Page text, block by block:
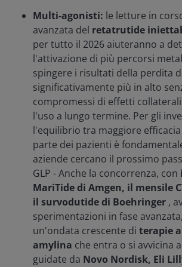
Multi-agonisti: le letture in
avanzata del retatrutide
per tutto il 2026 aiuteranno a
l'attivazione di più percorsi
spingere i risultati della perdita
significativamente più in alto
compromessi di effetti
l'uso a lungo termine. Per gli
l'equilibrio tra maggiore
parte dei pazienti è
aziende cercano il prossimo
GLP - Anche la concorrenza, con
MariTide di Amgen, il mensile
il survodutide di Boehringer ,
sperimentazioni in fase
un'ondata crescente di terapie
amylina che entra o si avvicina
guidate da Novo Nordisk, Eli